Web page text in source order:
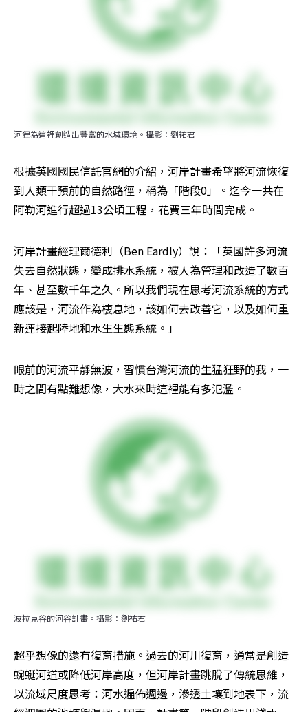
河狸為這裡創造出豐富的水域環境。攝影：劉祐君
根據英國國民信託官網的介紹，河岸計畫希望將河流恢復
到人類干預前的自然路徑，稱為「階段0」。迄今一共在
阿勒河進行超過13公頃工程，花費三年時間完成。
河岸計畫經理爾德利（Ben Eardly）說：「英國許多河流
失去自然狀態，變成排水系統，被人為管理和改造了數百
年、甚至數千年之久。所以我們現在思考河流系統的方式
應該是，河流作為棲息地，該如何去改善它，以及如何重
新連接起陸地和水生生態系統。」
眼前的河流平靜無波，習慣台灣河流的生猛狂野的我，一
時之間有點難想像，大水來時這裡能有多氾濫。
波拉克谷的河谷計畫。攝影：劉祐君
超乎想像的還有復育措施。過去的河川復育，通常是創造
蜿蜒河道或降低河岸高度，但河岸計畫跳脫了傳統思維，
以流域尺度思考：河水遍佈週邊，滲透土壤到地表下，流